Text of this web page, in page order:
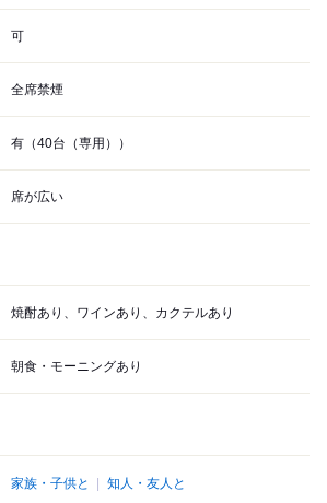
可
全席禁煙
有（40台（専用））
席が広い
焼酎あり、ワインあり、カクテルあり
朝食・モーニングあり
家族・子供と 知人・友人と